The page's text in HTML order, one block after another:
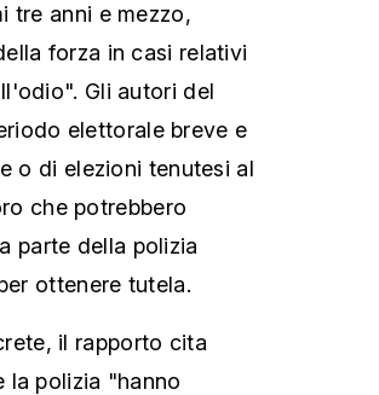
tre anni e mezzo,
forza in casi relativi
Gli autori del
elettorale breve e
o di elezioni tenutesi al
che potrebbero
parte della polizia
ottenere tutela.
il rapporto cita
la polizia "hanno